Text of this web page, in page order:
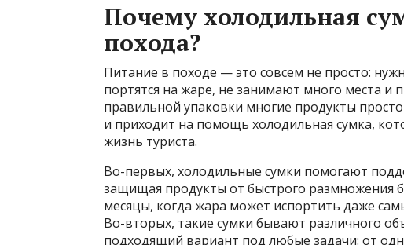
Почему холодильная
похода?
Питание в походе — это совсем не просто:
портятся на жаре, не занимают много места и
правильной упаковки многие продукты
и приходит на помощь холодильная сумка,
жизнь туриста.
Во-первых, холодильные сумки помогают
защищая продукты от быстрого размножения
месяцы, когда жара может испортить даже
Во-вторых, такие сумки бывают различного
подходящий вариант под любые задачи: от